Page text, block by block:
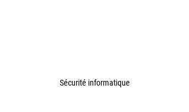
Sécurité informatique